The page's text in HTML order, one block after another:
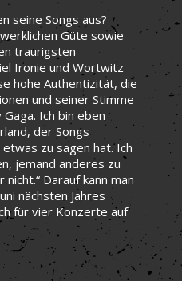
seine Songs aus?
Güte sowie
traurigsten
Ironie und Wortwitz
hohe Authentizität, die
und seiner Stimme
Ich bin eben
der Songs
zu sagen hat. Ich
jemand anderes zu
Darauf kann man
nächsten Jahres
für vier Konzerte auf